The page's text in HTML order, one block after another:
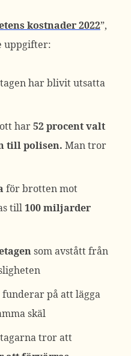
kostnader 2022”,
uppgifter:
har blivit utsatta
har52 procent valt
till polisen. Man tror
för brotten mot
till100 miljarder
som avstått från
funderar på att lägga
skäl
tror att